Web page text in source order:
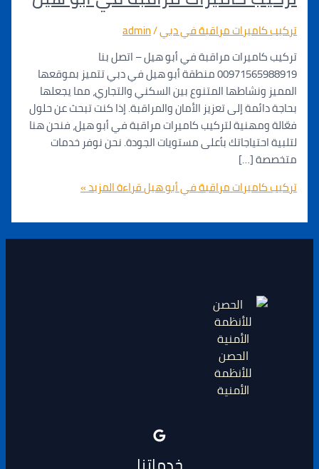
مراقبة في دبي/
admin
مراقبة في أبو هيل – اتصل بنا
00971565988919 منطقة أبو هيل في دبي تتميز بموقعها
المتنوع بين السكني والتجاري، مما يجعلها
إلى تعزيز الأمان والمراقبة. إذا كنت تبحث عن حلول
لتركيب كاميرات مراقبة في أبو هيل، فنحن هنا
بأعلى مستويات الجودة. نحن نوفر خدمات
[…]
مراقبة في أبو هيلقراءة المزيد »